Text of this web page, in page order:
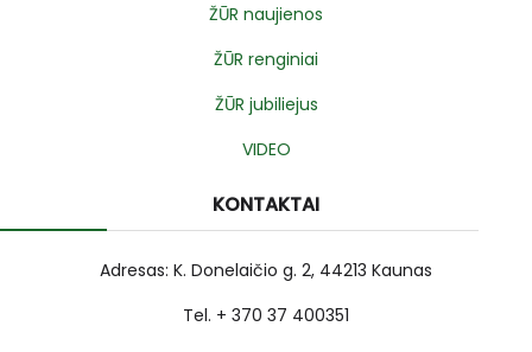
ŽŪR naujienos
ŽŪR renginiai
ŽŪR jubiliejus
VIDEO
KONTAKTAI
Adresas: K. Donelaičio g. 2, 44213 Kaunas
Tel. + 370 37 400351